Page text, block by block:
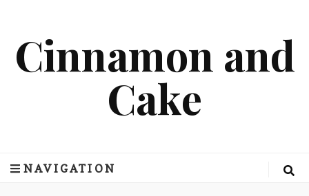
Cinnamon and
Cake
NAVIGATION